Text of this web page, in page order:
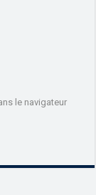
le navigateur